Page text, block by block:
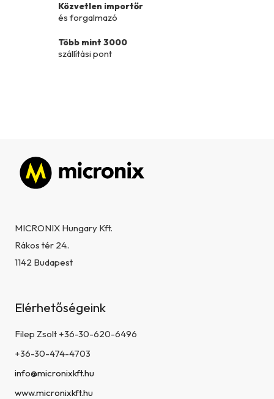
í
Közvetlen importőr
és forgalmazó
Több mint 3000
szállítási pont
Lábléc
MICRONIX Hungary Kft.
Rákos tér 24..
1142 Budapest
Elérhetőségeink
Filep Zsolt +36-30-620-6496
+36-30-474-4703
info@micronixkft.hu
www.micronixkft.hu